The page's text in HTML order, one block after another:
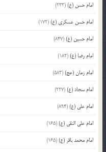
امام حسن (ع)(233)
امام حسن عسکری (ع)(172)
امام حسین (ع)(847)
امام رضا (ع)(182)
امام زمان (عج)(583)
امام سجاد (ع)(227)
امام علی (ع)(894)
امام علی النقی (ع)(165)
امام محمد باقر (ع)(165)